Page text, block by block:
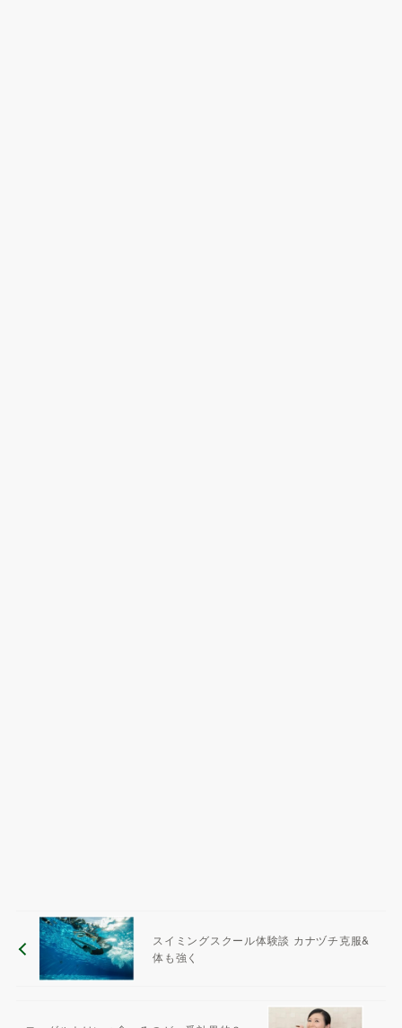
スイミングスクール体験談 カナヅチ克服&
体も強く